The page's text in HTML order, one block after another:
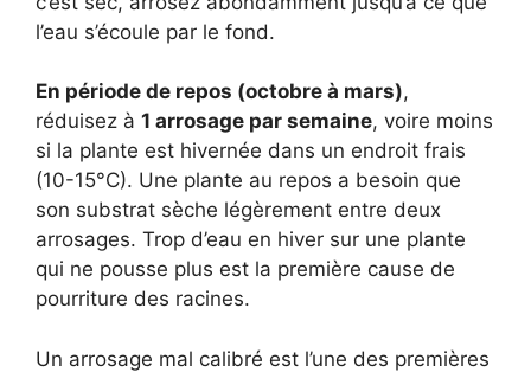
l’eau s’écoule par le fond.
En période de repos (octobre à mars),
réduisez à 1 arrosage par semaine, voire moins
si la plante est hivernée dans un endroit frais
(10-15°C). Une plante au repos a besoin que
son substrat sèche légèrement entre deux
arrosages. Trop d’eau en hiver sur une plante
qui ne pousse plus est la première cause de
pourriture des racines.
Un arrosage mal calibré est l’une des premières